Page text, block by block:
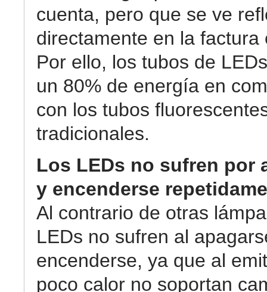
cuenta, pero que se ve
directamente en la factura
Por ello, los tubos de
un 80% de energía en
con los tubos
tradicionales.
Los LEDs no sufren por
y encenderse
Al contrario de otras
LEDs no sufren al
encenderse, ya que al
poco calor no soportan